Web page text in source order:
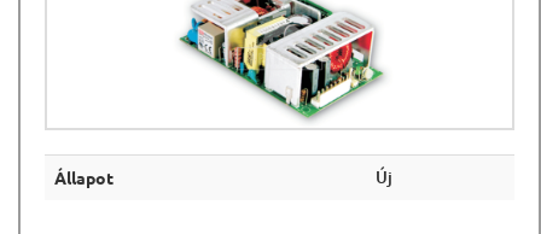
Állapot Új